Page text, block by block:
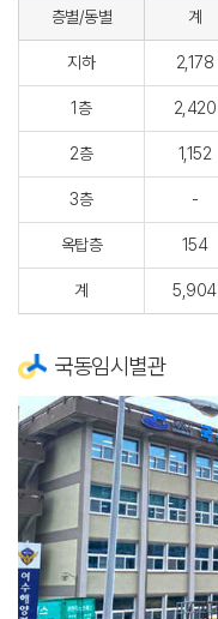
층별/동별 계
지하 2,178
1층 2,420
2층 1,152
3층 -
옥탑층 154
계 5,904
국동임시별관